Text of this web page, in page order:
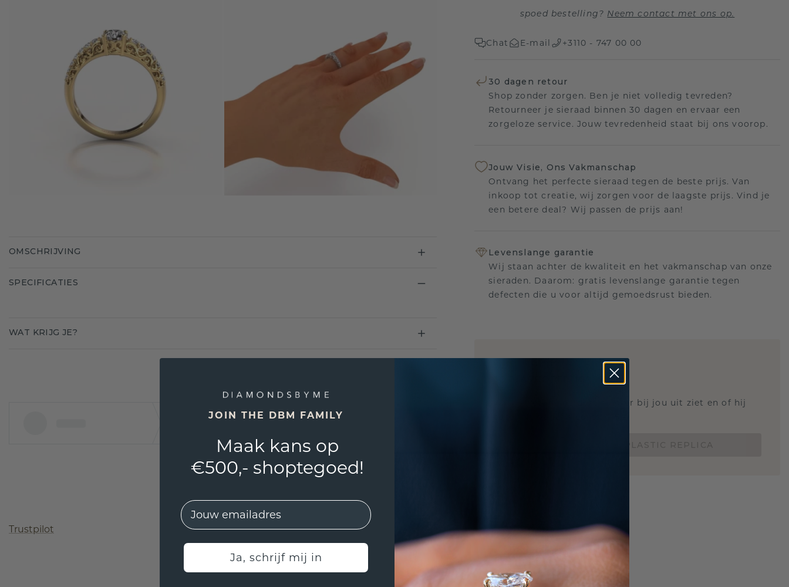
spoed bestelling? Neem contact met ons op.
Chat E-mail +3110 - 747 00 00
30 dagen retour
Shop zonder zorgen. Ben je niet volledig tevreden?
Retourneer je sieraad binnen 30 dagen en ervaar een
zorgeloze service. Jouw tevredenheid staat bij ons voorop.
Jouw Visie, Ons Vakmanschap
Ontvang het perfecte sieraad tegen de beste prijs. Van
inkoop tot creatie, wij zorgen voor de laagste prijs. Vind je
een betere deal? Wij passen de prijs aan!
Levenslange garantie
Wij staan achter de kwaliteit en het vakmanschap van onze
sieraden. Daarom: gratis levenslange garantie tegen
defecten die u voor altijd gemoedsrust bieden.
Wil jij weten hoe deze ring er bij jou uit ziet en of hij
OMSCHRIJVING
SPECIFICATIES
WAT KRIJG JE?
Trustpilot
JOIN THE DBM FAMILY
Maak kans op
€500,- shoptegoed!
EMail
Ja, schrijf mij in